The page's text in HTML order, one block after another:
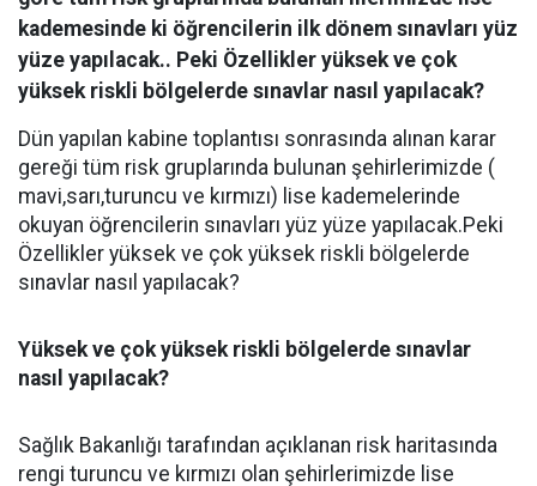
kademesinde ki öğrencilerin ilk dönem sınavları yüz
yüze yapılacak.. Peki Özellikler yüksek ve çok
yüksek riskli bölgelerde sınavlar nasıl yapılacak?
Dün yapılan kabine toplantısı sonrasında alınan karar
gereği tüm risk gruplarında bulunan şehirlerimizde (
mavi,sarı,turuncu ve kırmızı) lise kademelerinde
okuyan öğrencilerin sınavları yüz yüze yapılacak.Peki
Özellikler yüksek ve çok yüksek riskli bölgelerde
sınavlar nasıl yapılacak?
Yüksek ve çok yüksek riskli bölgelerde sınavlar
nasıl yapılacak?
Sağlık Bakanlığı tarafından açıklanan risk haritasında
rengi turuncu ve kırmızı olan şehirlerimizde lise